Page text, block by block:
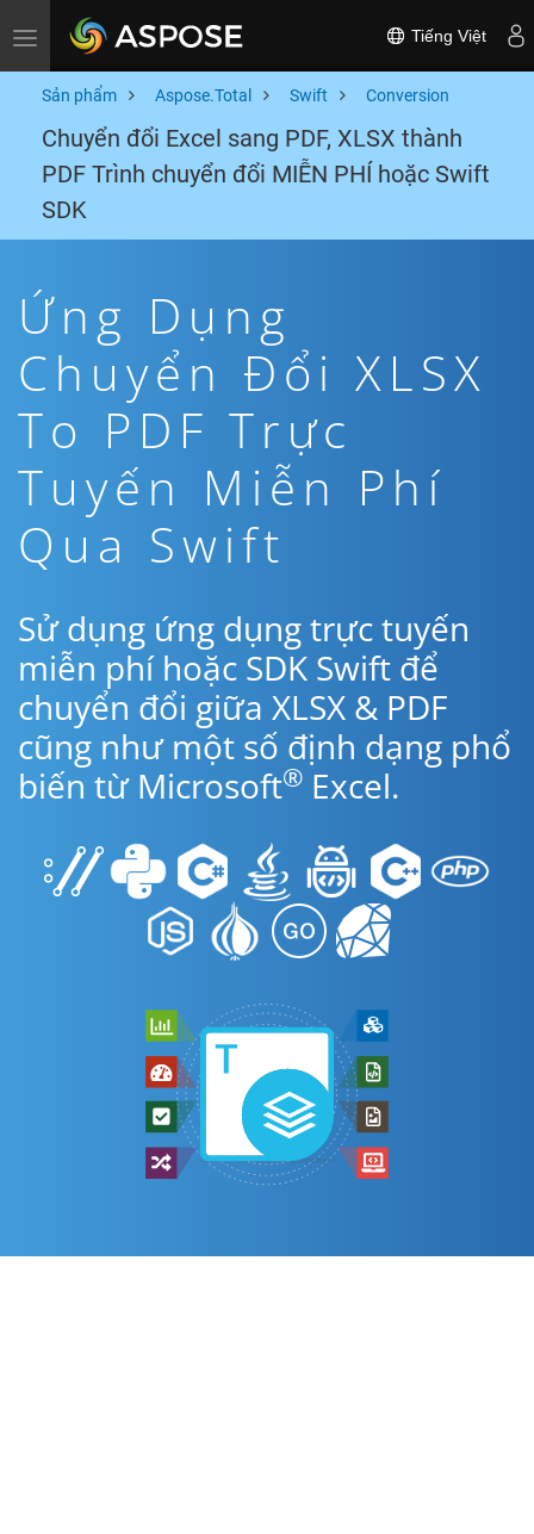
Toggle navigation Tiếng Việt
Sản phẩm Aspose.Total Swift Conversion
Chuyển đổi Excel sang PDF, XLSX thành
PDF Trình chuyển đổi MIỄN PHÍ hoặc Swift
SDK
Ứng Dụng
Chuyển Đổi XLSX
To PDF Trực
Tuyến Miễn Phí
Qua Swift
Sử dụng ứng dụng trực tuyến
miễn phí hoặc SDK Swift để
chuyển đổi giữa XLSX & PDF
cũng như một số định dạng phổ
biến từ Microsoft® Excel.